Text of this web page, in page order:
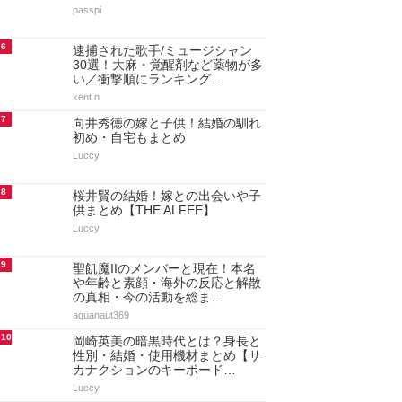
passpi
6
逮捕された歌手/ミュージシャン
30選！大麻・覚醒剤など薬物が多
い／衝撃順にランキング…
kent.n
7
向井秀徳の嫁と子供！結婚の馴れ
初め・自宅もまとめ
Luccy
8
桜井賢の結婚！嫁との出会いや子
供まとめ【THE ALFEE】
Luccy
9
聖飢魔IIのメンバーと現在！本名
や年齢と素顔・海外の反応と解散
の真相・今の活動を総ま…
aquanaut369
10
岡崎英美の暗黒時代とは？身長と
性別・結婚・使用機材まとめ【サ
カナクションのキーボード…
Luccy